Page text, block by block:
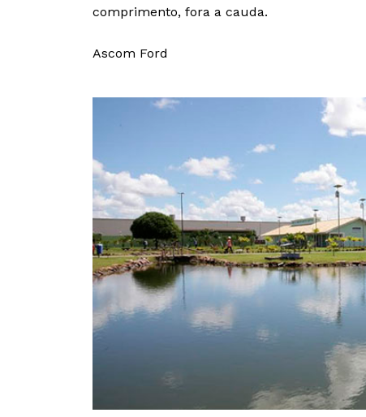
comprimento, fora a cauda.
Ascom Ford